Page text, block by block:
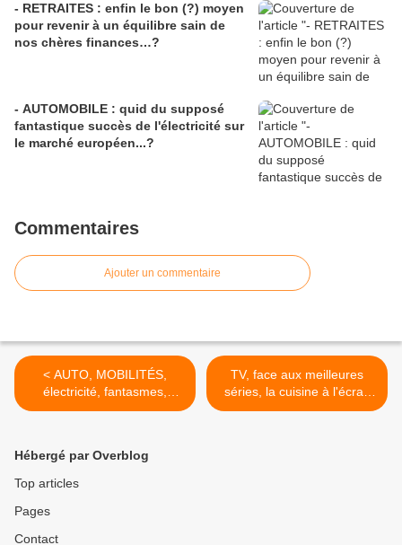
- RETRAITES : enfin le bon (?) moyen
pour revenir à un équilibre sain de
nos chères finances…?
- AUTOMOBILE : quid du supposé
fantastique succès de l'électricité sur
le marché européen...?
Commentaires
Ajouter un commentaire
< AUTO, MOBILITÉS,
électricité, fantasmes,
réalités et illusions, rien ne
TV, face aux meilleures
séries, la cuisine à l'écran
fait recette, le public
Hébergé par Overblog
Top articles
Pages
Contact